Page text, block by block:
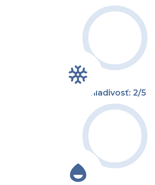
Chladivosť: 2/5